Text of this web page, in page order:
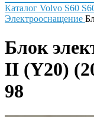
Каталог Volvo S60
Электрооснащение
Блок
II (Y20)
98